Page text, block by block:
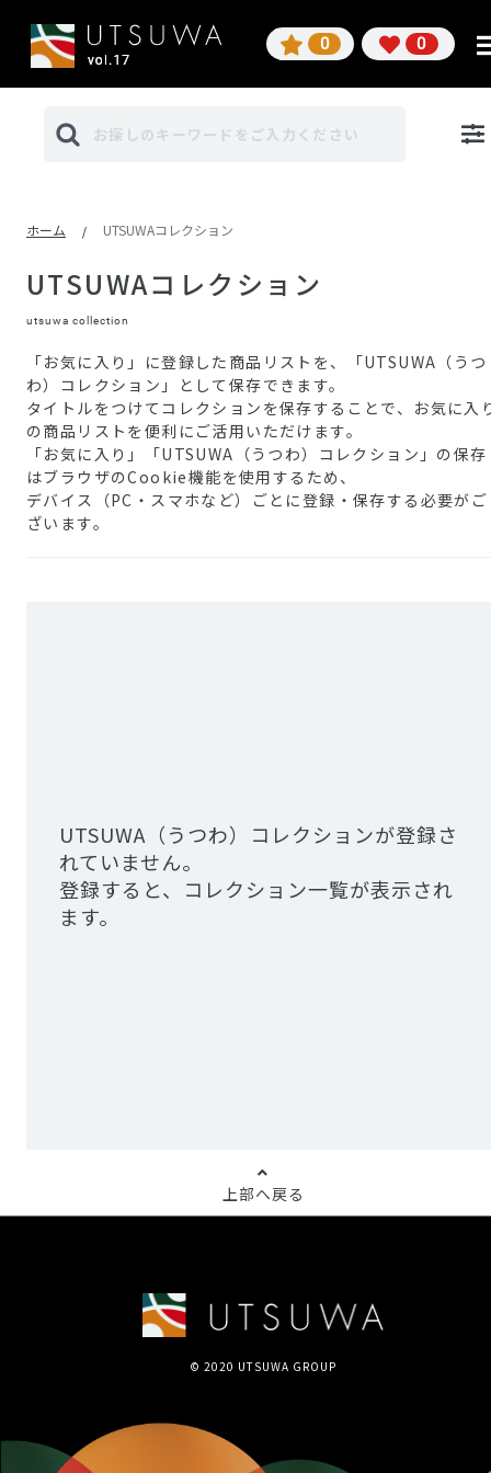
0 0
ホーム / UTSUWAコレクション
UTSUWAコレクション
utsuwa collection
「お気に入り」に登録した商品リストを、「UTSUWA（うつ
わ）コレクション」として保存できます。
タイトルをつけてコレクションを保存することで、お気に入
の商品リストを便利にご活用いただけます。
「お気に入り」「UTSUWA（うつわ）コレクション」の保存
はブラウザのCookie機能を使用するため、
デバイス（PC・スマホなど）ごとに登録・保存する必要がご
ざいます。
UTSUWA（うつわ）コレクションが登録さ
れていません。
登録すると、コレクション一覧が表示され
ます。
上部へ戻る
© 2020 UTSUWA GROUP